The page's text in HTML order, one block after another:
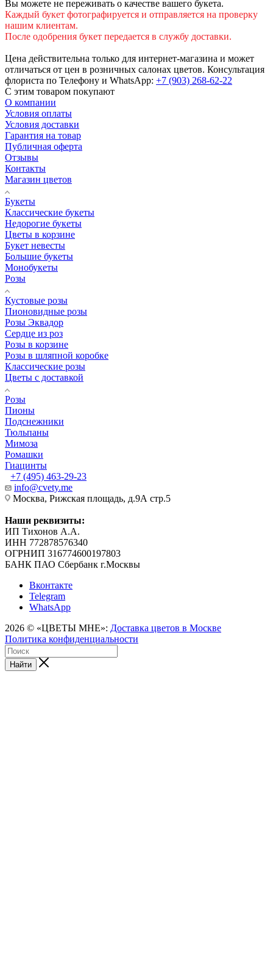
Вы можете не переживать о качестве вашего букета.
Каждый букет фотографируется и отправляется на проверку
нашим клиентам.
После одобрения букет передается в службу доставки.
Цена действительна только для интернет-магазина и может
отличаться от цен в розничных салонах цветов. Консультация
флориста по Телефону и WhatsApp: +7 (903) 268-62-22
С этим товаром покупают
О компании
Условия оплаты
Условия доставки
Гарантия на товар
Публичная оферта
Отзывы
Контакты
Магазин цветов
Букеты
Классические букеты
Недорогие букеты
Цветы в корзине
Букет невесты
Большие букеты
Монобукеты
Розы
Кустовые розы
Пионовидные розы
Розы Эквадор
Сердце из роз
Розы в корзине
Розы в шляпной коробке
Классические розы
Цветы с доставкой
Розы
Пионы
Подснежники
Тюльпаны
Мимоза
Ромашки
Гиацинты
+7 (495) 463-29-23
info@cvety.me
Москва, Рижская площадь, д.9А стр.5
Наши реквизиты:
ИП Тихонов А.А.
ИНН 772878576340
ОГРНИП 316774600197803
БАНК ПАО Сбербанк г.Москвы
Вконтакте
Telegram
WhatsApp
2026 © «ЦВЕТЫ МНЕ»: Доставка цветов в Москве
Политика конфиденциальности
Найти